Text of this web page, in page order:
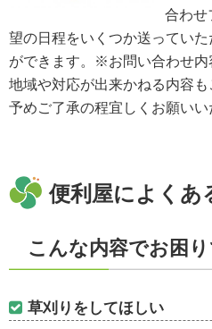
合わせ
望の日程をいくつか送ってい
ができます。※お問い合わせ
地域や対応が出来かねる内容
予めご了承の程宜しくお願いい
便利屋によくあ
こんな内容でお困
草刈りをしてほしい